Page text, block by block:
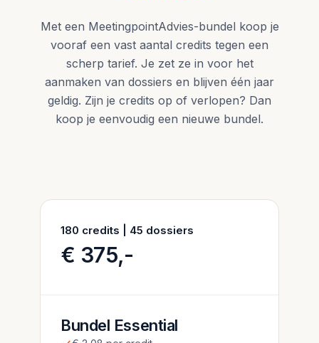
Met een MeetingpointAdvies-bundel koop je
vooraf een vast aantal credits tegen een
scherp tarief. Je zet ze in voor het
aanmaken van dossiers en blijven één jaar
geldig. Zijn je credits op of verlopen? Dan
koop je eenvoudig een nieuwe bundel.
180 credits | 45 dossiers
€ 375,-
Bundel Essential